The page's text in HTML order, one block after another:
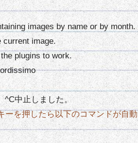
images by name or by month.
current image.
plugins to work.
^C中止しました。
ーを押したら以下のコマンドが自動